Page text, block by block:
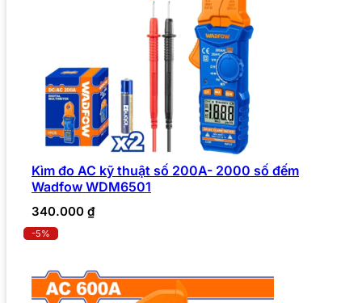
Kìm đo AC kỹ thuật số 200A- 2000 số đếm
Wadfow WDM6501
340.000 ₫
-5%